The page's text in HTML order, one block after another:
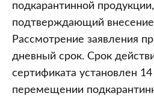
подкарантинной
подтверждающий
Рассмотрение заявления
дневный срок. Срок
сертификата установлен
перемещении